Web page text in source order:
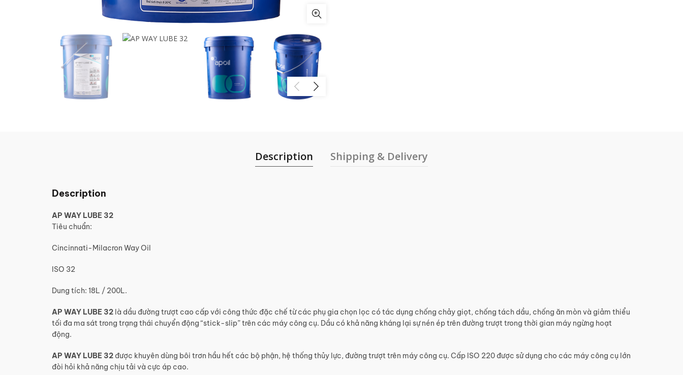
Description Shipping & Delivery
Description
AP WAY LUBE 32
Tiêu chuẩn:
Cincinnati-Milacron Way Oil
ISO 32
Dung tích: 18L / 200L.
AP WAY LUBE 32 là dầu đường trượt cao cấp với công thức đặc chế từ các phụ gia chọn lọc có tác dụng chống chảy giọt, chống tách dầu, chống ăn mòn và giảm thiểu
tối đa ma sát trong trạng thái chuyển động “stick-slip” trên các máy công cụ. Dầu có khả năng kháng lại sự nén ép trên đường trượt trong thời gian máy ngừng hoạt
động.
AP WAY LUBE 32 được khuyên dùng bôi trơn hầu hết các bộ phận, hệ thống thủy lực, đường trượt trên máy công cụ. Cấp ISO 220 được sử dụng cho các máy công cụ lớn
đòi hỏi khả năng chịu tải và cực áp cao.